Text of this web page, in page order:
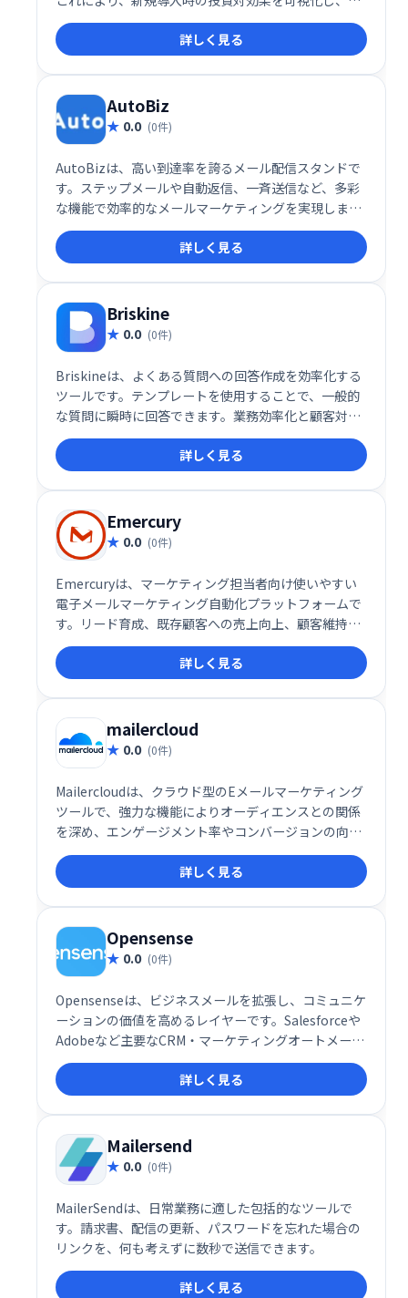
頼性を高めています。
詳しく見る
AutoBiz
0.0 (0件)
AutoBizは、高い到達率を誇るメール配信スタンドで
す。ステップメールや自動返信、一斉送信など、多彩
な機能で効率的なメールマーケティングを実現しま
す。クレジット決済連携にも対応し、スムーズな運用
をサポート。顧客とのエンゲージメント強化に最適な
ツールです。
詳しく見る
Briskine
0.0 (0件)
Briskineは、よくある質問への回答作成を効率化する
ツールです。テンプレートを使用することで、一般的
な質問に瞬時に回答できます。業務効率化と顧客対応
の迅速化を実現し、よりスムーズなコミュニケーショ
ンをサポートします。時間と労力の節約に繋がり、顧
客満足度の向上に貢献します。
詳しく見る
Emercury
0.0 (0件)
Emercuryは、マーケティング担当者向け使いやすい
電子メールマーケティング自動化プラットフォームで
す。リード育成、既存顧客への売上向上、顧客維持率
向上を支援します。メールマーケティングのベストプ
ラクティスに基づいた教育機能も提供し、自動化の最
適化、配信・エンゲージメントの改善を実現します。
ビジネスの成長を加速させる強力なツールです。
詳しく見る
mailercloud
0.0 (0件)
Mailercloudは、クラウド型のEメールマーケティング
ツールで、強力な機能によりオーディエンスとの関係
を深め、エンゲージメント率やコンバージョンの向上
を支援します。直感的なインターフェースと柔軟な機
能で、マーケティングキャンペーンを効果的に展開し
たい企業に最適です。
詳しく見る
Opensense
0.0 (0件)
Opensenseは、ビジネスメールを拡張し、コミュニケ
ーションの価値を高めるレイヤーです。Salesforceや
Adobeなど主要なCRM・マーケティングオートメーシ
ョンツールとのネイティブ連携により、メール送信時
に3つの強力な機能を利用可能。日常業務の効率化と
生産性向上に貢献します。よりスマートなコミュニケ
ーションで、ビジネスの可能性を最大限に引き出しま
しょう。
詳しく見る
Mailersend
0.0 (0件)
MailerSendは、日常業務に適した包括的なツールで
す。請求書、配信の更新、パスワードを忘れた場合の
リンクを、何も考えずに数秒で送信できます。
詳しく見る